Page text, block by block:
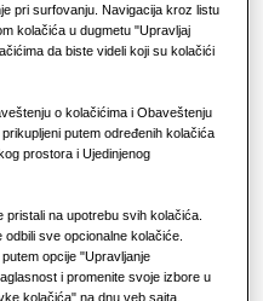
pri surfovanju. Navigacija kroz listu
kolačića u dugmetu "Upravljaj
da biste videli koji su kolačići
o kolačićima i Obaveštenju
putem određenih kolačića
prostora i Ujedinjenog
na upotrebu svih kolačića.
sve opcionalne kolačiće.
opcije "Upravljanje
i promenite svoje izbore u
kolačića" na dnu veb sajta.